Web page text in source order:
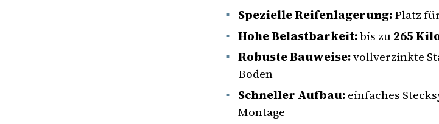
Spezielle Reifenlagerung:Platz
Hohe Belastbarkeit:bis zu 265
Robuste Bauweise:vollverzinkte
Boden
Schneller Aufbau:einfaches
Montage